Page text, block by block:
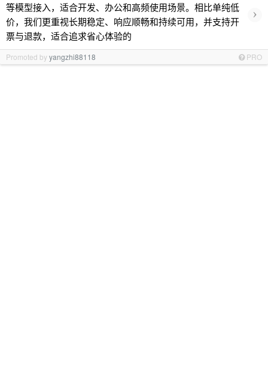
等模型接入，适合开发、办公和高频使用场景。相比单纯低
价，我们更重视长期稳定、响应顺畅和持续可用，并支持开
票与退款，适合追求省心体验的
›
Promoted byyangzhi88118 PRO